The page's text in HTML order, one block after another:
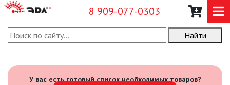
8 909-077-0303
О КОМПАНИИНайти
У вас есть готовый список необходимых товаров?